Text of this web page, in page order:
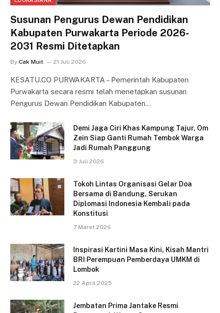
Susunan Pengurus Dewan Pendidikan
Kabupaten Purwakarta Periode 2026-
2031 Resmi Ditetapkan
By Cak Muit 21 Juli 2026
KESATU.CO PURWAKARTA – Pemerintah Kabupaten
Purwakarta secara resmi telah menetapkan susunan
Pengurus Dewan Pendidikan Kabupaten…
Demi Jaga Ciri Khas Kampung Tajur, Om
Zein Siap Ganti Rumah Tembok Warga
Jadi Rumah Panggung
3 Juli 2026
Tokoh Lintas Organisasi Gelar Doa
Bersama di Bandung, Serukan
Diplomasi Indonesia Kembali pada
Konstitusi
7 Maret 2026
Inspirasi Kartini Masa Kini, Kisah Mantri
BRI Perempuan Pemberdaya UMKM di
Lombok
22 April 2025
Jembatan Prima Jantake Resmi